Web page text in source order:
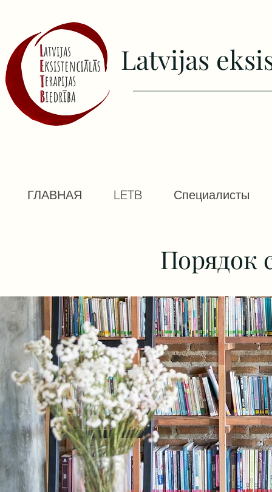
Latvijas
ГЛАВНАЯ LETB Специалисты
Порядок